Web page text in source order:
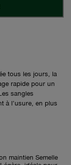
tous les jours, la
rapide pour un
sangles
à l’usure, en plus
maintien Semelle